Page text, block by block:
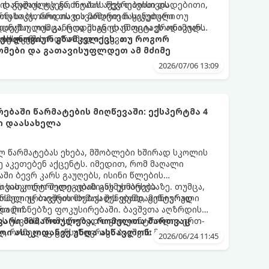
გულის ტკენა, ოჯახის წევრებისთვის
საკუთარი თავის მიმართ წაყენებული
განცდა შიგნიდან ფიტავს ადამიანს
უნარს.
გრძნობას აქვს თავისი დადებითი,
როდის დავარღვიეთ საკუთარი თუ
თუმცა, როდესაც ეს ემოცია ქრონიკულ
სინდრომად იქცევა.
გზამკვლევს, თუ როგორ
და გათავისუფლდეთ ამ მძიმე
2026/07/06 13:09
წარმატების მიღწევაში: ექსპერტმა 4
დაასახელა
წარმატებას ეხება, მშობლები ხშირად სკოლის
აკეთებენ აქცენტს. იმედით, რომ მაღალი
ბევრ კარს გაუღებს, ისინი წლების
სასკოლო შედეგების გაუმჯობესებაზე. თუმცა,
ბავშვის მომავალს ფუნდამენტურად
ადამიანს ეხმარება
ურთიერთობების შენებაში, გონივრული
მიზნებზე ფოკუსირებაში. ბავშვთა აღზრდის
უსვამს, რომ სწორედ თვითკონტროლია ერთ-
განსაზღვრავს ბავშვის მომავალ
მიმართულება, რომელთა მართვაც
ასაკიდანვე უნდა ასწავლონ:
2026/06/24 11:45